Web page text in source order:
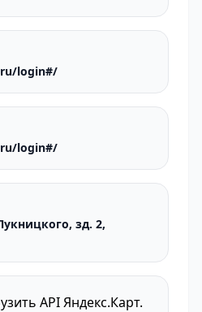
login#/
login#/
зд. 2,
API Яндекс.Карт.